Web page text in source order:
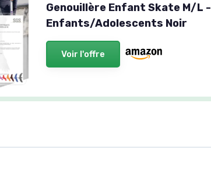
Genouillère Enfant Skate M/L -
Enfants/Adolescents Noir
Voir l'offre